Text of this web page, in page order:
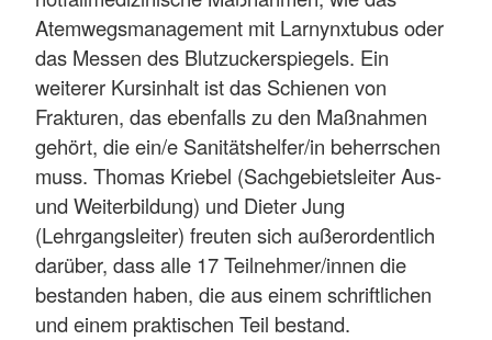
Atemwegsmanagement mit Larnynxtubus oder
das Messen des Blutzuckerspiegels. Ein
weiterer Kursinhalt ist das Schienen von
Frakturen, das ebenfalls zu den Maßnahmen
gehört, die ein/e Sanitätshelfer/in beherrschen
muss. Thomas Kriebel (Sachgebietsleiter Aus-
und Weiterbildung) und Dieter Jung
(Lehrgangsleiter) freuten sich außerordentlich
darüber, dass alle 17 Teilnehmer/innen die
bestanden haben, die aus einem schriftlichen
und einem praktischen Teil bestand.